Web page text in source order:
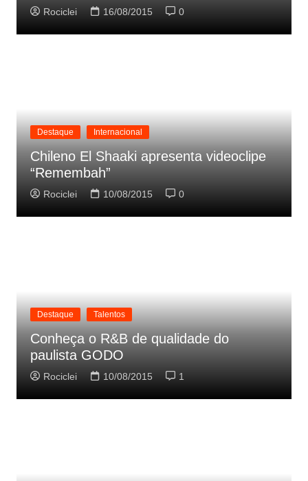
Rociclei 16/08/2015 0
Destaque Internacional
Chileno El Shaaki apresenta videoclipe
“Remembah”
Rociclei 10/08/2015 0
Destaque Talentos
Conheça o R&B de qualidade do
paulista GODO
Rociclei 10/08/2015 1